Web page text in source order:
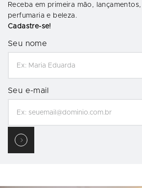
Receba em primeira mão,
perfumaria e beleza.
Cadastre-se!
Seu nome
Seu e-mail